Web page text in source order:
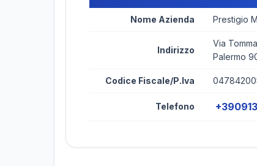
Nome Azienda Prestigio
Indirizzo
Via
Palermo
Codice Fiscale/P.Iva
Telefono